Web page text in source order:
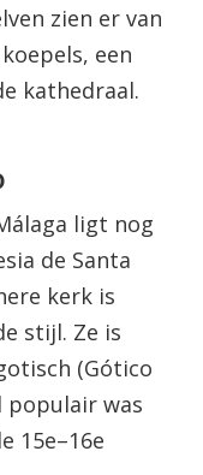
zien er van
een
kathedraal.
ligt nog
de Santa
kerk is
stijl. Ze is
(Gótico
populair was
15e–16e